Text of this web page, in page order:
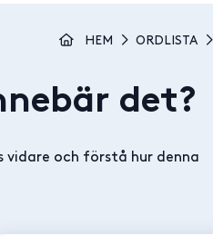
HEM ORDLISTA
det?
och förstå hur denna